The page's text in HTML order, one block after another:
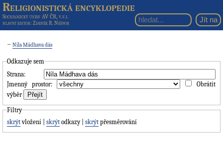
Religionistická encyklopedie
Sociologický ústav AV ČR, v.v.i.
hlavní editor: Zdeněk R. Nešpor
←Níla Mádhava dás
Odkazuje sem
Strana:
Jmenný prostor:
Obrátit
výběr
Filtry
skrýtvložení |skrýt odkazy |skrýt přesměrování